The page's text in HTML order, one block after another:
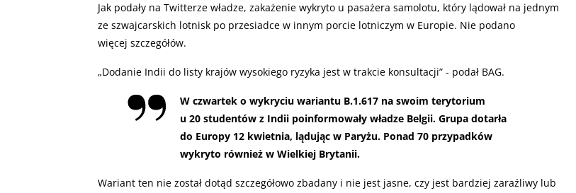
Jak podały na Twitterze władze, zakażenie wykryto u pasażera samolotu, który lądował na jednym
ze szwajcarskich lotnisk po przesiadce w innym porcie lotniczym w Europie. Nie podano
więcej szczegółów.
„Dodanie Indii do listy krajów wysokiego ryzyka jest w trakcie konsultacji” - podał BAG.
W czwartek o wykryciu wariantu B.1.617 na swoim terytorium
u 20 studentów z Indii poinformowały władze Belgii. Grupa dotarła
do Europy 12 kwietnia, lądując w Paryżu. Ponad 70 przypadków
wykryto również w Wielkiej Brytanii.
Wariant ten nie został dotąd szczegółowo zbadany i nie jest jasne, czy jest bardziej zaraźliwy lub